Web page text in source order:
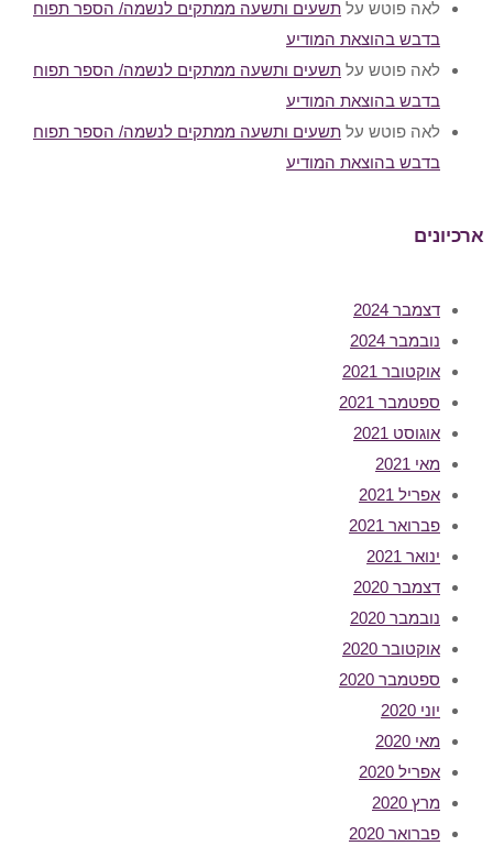
לאה פוטש על תשעים ותשעה ממתקים לנשמה/ הספר תפוח
בדבש בהוצאת המודיע
לאה פוטש על תשעים ותשעה ממתקים לנשמה/ הספר תפוח
בדבש בהוצאת המודיע
לאה פוטש על תשעים ותשעה ממתקים לנשמה/ הספר תפוח
בדבש בהוצאת המודיע
ארכיונים
דצמבר 2024
נובמבר 2024
אוקטובר 2021
ספטמבר 2021
אוגוסט 2021
מאי 2021
אפריל 2021
פברואר 2021
ינואר 2021
דצמבר 2020
נובמבר 2020
אוקטובר 2020
ספטמבר 2020
יוני 2020
מאי 2020
אפריל 2020
מרץ 2020
פברואר 2020